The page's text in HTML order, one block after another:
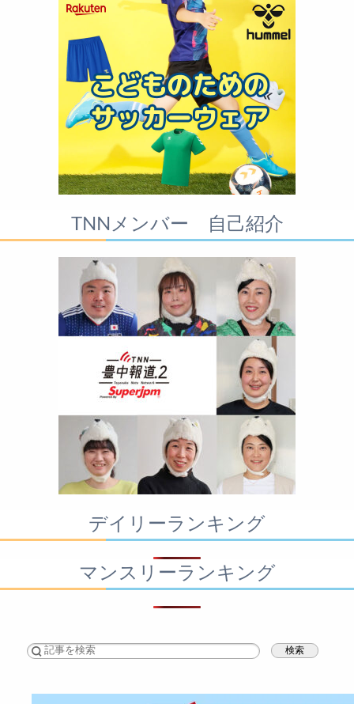
TNNメンバー 自己紹介
デイリーランキング
マンスリーランキング
検索